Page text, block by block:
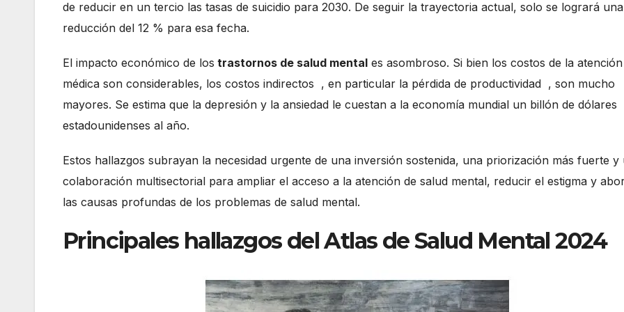
de reducir en un tercio las tasas de suicidio para 2030. De seguir la trayectoria actual, solo se logrará una
reducción del 12 % para esa fecha.
El impacto económico de los trastornos de salud mental es asombroso. Si bien los costos de la atención
médica son considerables, los costos indirectos , en particular la pérdida de productividad , son mucho
mayores. Se estima que la depresión y la ansiedad le cuestan a la economía mundial un billón de dólares
estadounidenses al año.
Estos hallazgos subrayan la necesidad urgente de una inversión sostenida, una priorización más fuerte y
colaboración multisectorial para ampliar el acceso a la atención de salud mental, reducir el estigma y
las causas profundas de los problemas de salud mental.
Principales hallazgos del Atlas de Salud Mental 2024